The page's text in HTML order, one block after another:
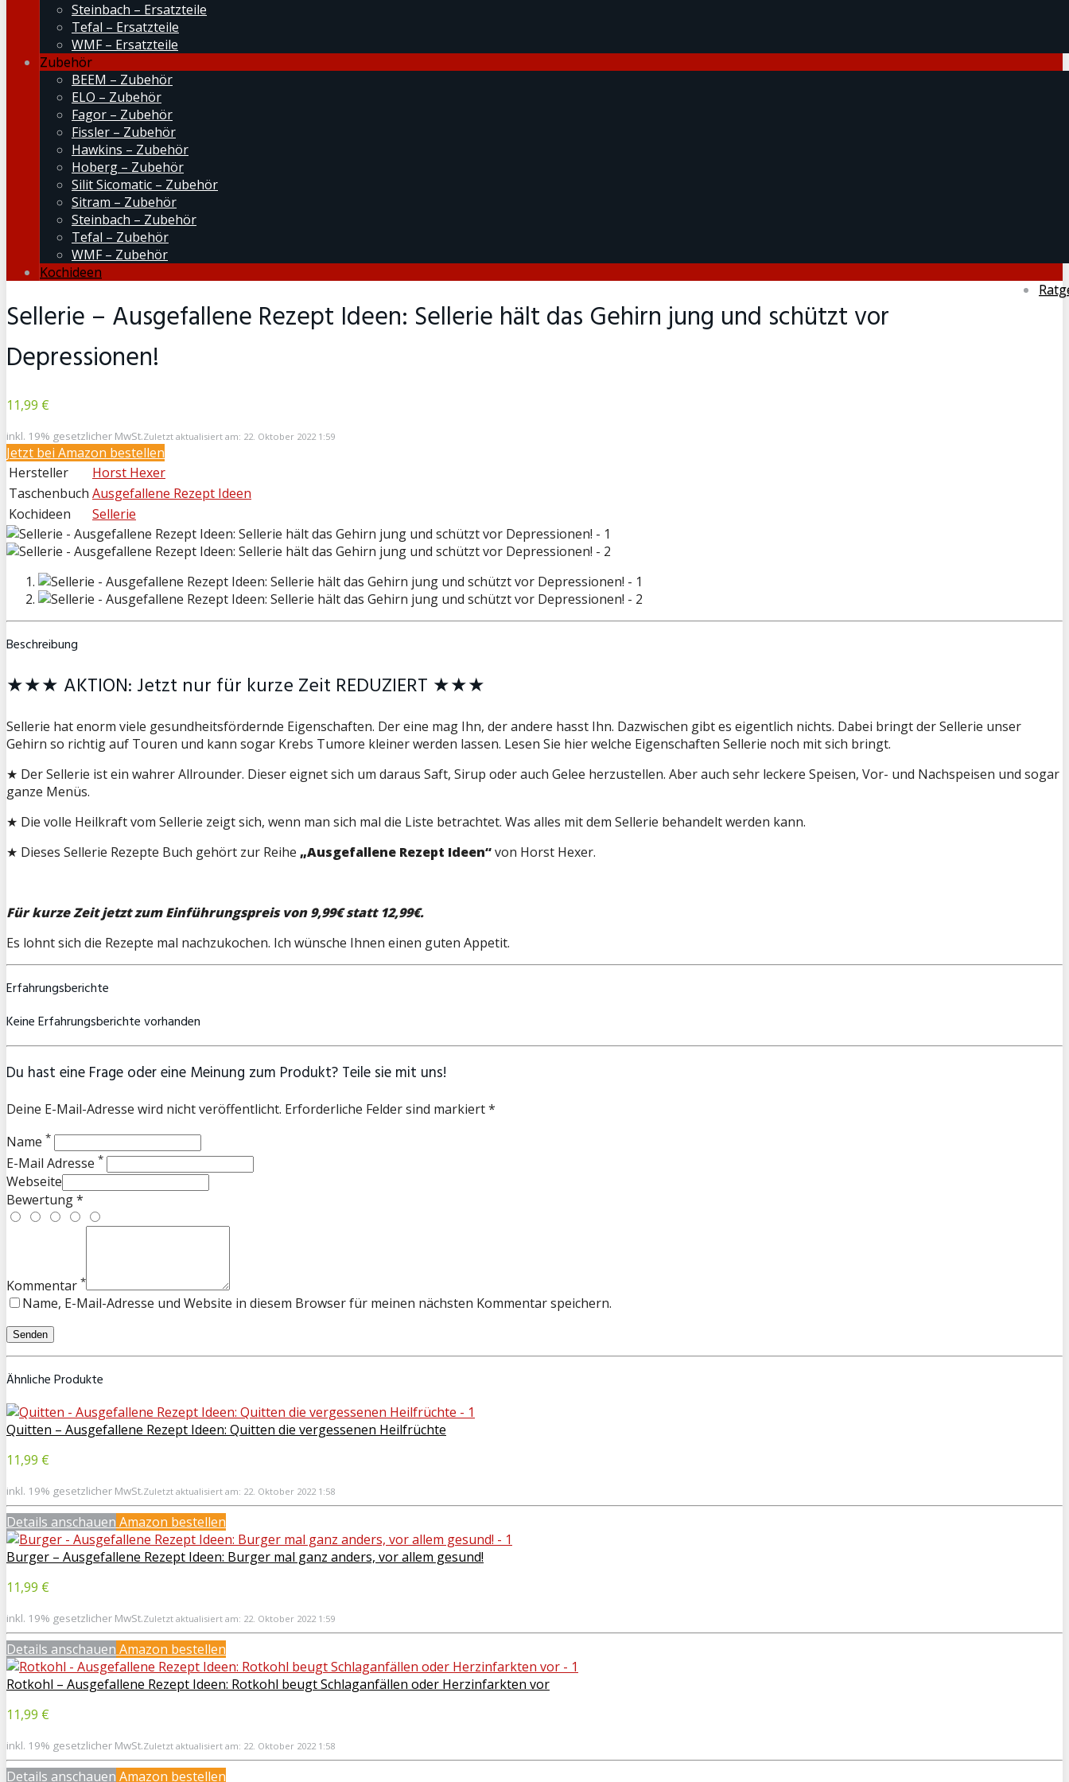
Steinbach – Ersatzteile
Tefal – Ersatzteile
WMF – Ersatzteile
Zubehör
BEEM – Zubehör
ELO – Zubehör
Fagor – Zubehör
Fissler – Zubehör
Hawkins – Zubehör
Hoberg – Zubehör
Silit Sicomatic – Zubehör
Sitram – Zubehör
Steinbach – Zubehör
Tefal – Zubehör
WMF – Zubehör
Kochideen
Sellerie – Ausgefallene Rezept Ideen: Sellerie hält das Gehirn jung und schützt vor
Depressionen!
11,99 €
inkl. 19% gesetzlicher MwSt.Zuletzt aktualisiert am: 22. Oktober 2022 1:59
Jetzt bei Amazon bestellen
Hersteller
Horst Hexer
Taschenbuch Ausgefallene Rezept Ideen
Kochideen
Sellerie
Beschreibung
★★★ AKTION: Jetzt nur für kurze Zeit REDUZIERT ★★★
Sellerie hat enorm viele gesundheitsfördernde Eigenschaften. Der eine mag Ihn, der andere hasst Ihn. Dazwischen gibt es eigentlich nichts. Dabei bringt der Sellerie unser
Gehirn so richtig auf Touren und kann sogar Krebs Tumore kleiner werden lassen. Lesen Sie hier welche Eigenschaften Sellerie noch mit sich bringt.
★ Der Sellerie ist ein wahrer Allrounder. Dieser eignet sich um daraus Saft, Sirup oder auch Gelee herzustellen. Aber auch sehr leckere Speisen, Vor- und Nachspeisen und sogar
ganze Menüs.
★ Die volle Heilkraft vom Sellerie zeigt sich, wenn man sich mal die Liste betrachtet. Was alles mit dem Sellerie behandelt werden kann.
★ Dieses Sellerie Rezepte Buch gehört zur Reihe „Ausgefallene Rezept Ideen“von Horst Hexer.
Für kurze Zeit jetzt zum Einführungspreis von 9,99€ statt 12,99€.
Es lohnt sich die Rezepte mal nachzukochen. Ich wünsche Ihnen einen guten Appetit.
Erfahrungsberichte
Keine Erfahrungsberichte vorhanden
Du hast eine Frage oder eine Meinung zum Produkt? Teile sie mit uns!
Deine E-Mail-Adresse wird nicht veröffentlicht. Erforderliche Felder sind markiert *
Name *
E-Mail Adresse *
Webseite
Bewertung *
Kommentar *
Name, E-Mail-Adresse und Website in diesem Browser für meinen nächsten Kommentar speichern.
Ähnliche Produkte
Quitten – Ausgefallene Rezept Ideen: Quitten die vergessenen Heilfrüchte
11,99 €
inkl. 19% gesetzlicher MwSt.Zuletzt aktualisiert am: 22. Oktober 2022 1:58
Details anschauen Amazon bestellen
Burger – Ausgefallene Rezept Ideen: Burger mal ganz anders, vor allem gesund!
11,99 €
inkl. 19% gesetzlicher MwSt.Zuletzt aktualisiert am: 22. Oktober 2022 1:59
Details anschauen Amazon bestellen
Rotkohl – Ausgefallene Rezept Ideen: Rotkohl beugt Schlaganfällen oder Herzinfarkten vor
11,99 €
inkl. 19% gesetzlicher MwSt.Zuletzt aktualisiert am: 22. Oktober 2022 1:58
Details anschauen Amazon bestellen